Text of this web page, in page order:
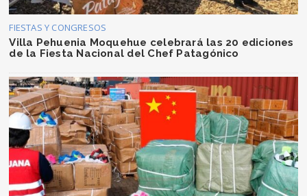
FIESTAS Y CONGRESOS
Villa Pehuenia Moquehue celebrará las 20 ediciones
de la Fiesta Nacional del Chef Patagónico